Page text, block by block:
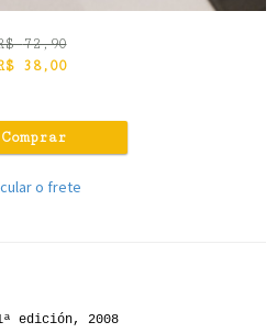
72,90
38,00
Comprar
o frete
edición, 2008